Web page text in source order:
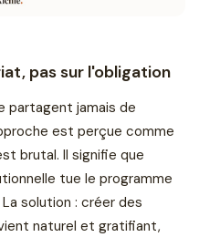
pas sur l'obligation
partagent jamais de
est perçue comme
brutal. Il signifie que
tue le programme
solution : créer des
naturel et gratifiant,